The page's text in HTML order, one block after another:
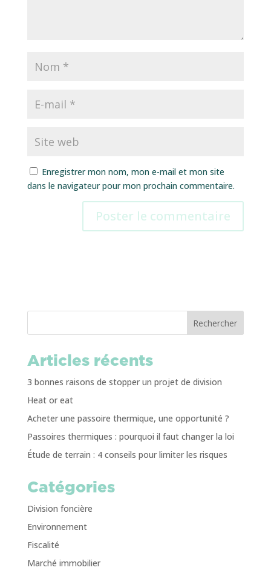
Enregistrer mon nom, mon e-mail et mon site
dans le navigateur pour mon prochain commentaire.
Rechercher
Articles récents
3 bonnes raisons de stopper un projet de division
Heat or eat
Acheter une passoire thermique, une opportunité ?
Passoires thermiques : pourquoi il faut changer la loi
Étude de terrain : 4 conseils pour limiter les risques
Catégories
Division foncière
Environnement
Fiscalité
Marché immobilier